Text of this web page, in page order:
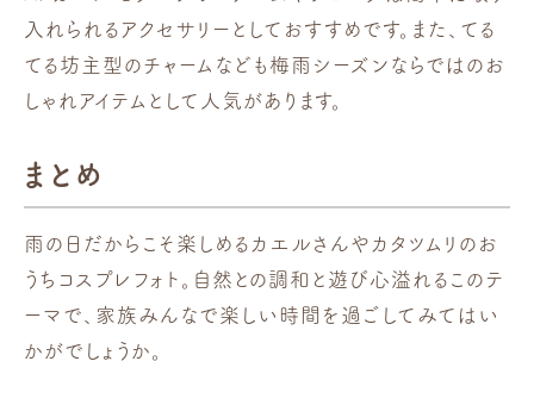
入れられるアクセサリーとしておすすめです。また、てる
てる坊主型のチャームなども梅雨シーズンならではのお
しゃれアイテムとして人気があります。
まとめ
雨の日だからこそ楽しめるカエルさんやカタツムリのお
うちコスプレフォト。自然との調和と遊び心溢れるこのテ
ーマで、家族みんなで楽しい時間を過ごしてみてはい
かがでしょうか。